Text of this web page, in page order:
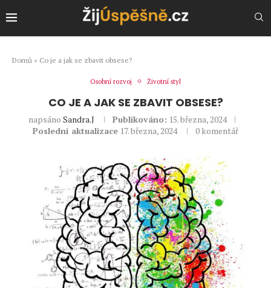
Domů » Co je a jak se zbavit obsese?
Osobní rozvoj Životní styl
CO JE A JAK SE ZBAVIT OBSESE?
napsáno Sandra.J Publikováno: 15. března, 2024
Poslední aktualizace 17. března, 2024 0 komentář